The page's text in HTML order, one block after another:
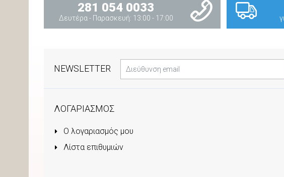
281 054 0033
Δευτέρα - Παρασκευή: 13:00 - 17:00
NEWSLETTER
ΛΟΓΑΡΙΑΣΜΟΣ
Ο λογαριασμός μου
Λίστα επιθυμιών